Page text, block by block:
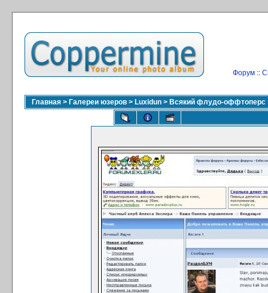
Форум::
Главная > Галереи юзеров > Luxidun > Всякий флудо-оффтоперс